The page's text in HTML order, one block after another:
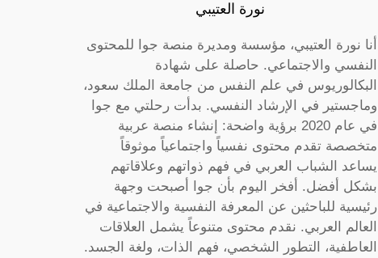
نورة العتيبي
أنا نورة العتيبي، مؤسسة ومديرة منصة جوا للمحتوى
النفسي والاجتماعي. حاصلة على شهادة
البكالوريوس في علم النفس من جامعة الملك سعود،
وماجستير في الإرشاد النفسي. بدأت رحلتي مع جوا
في عام 2020 برؤية واضحة: إنشاء منصة عربية
متخصصة تقدم محتوى نفسياً واجتماعياً موثوقاً
يساعد الشباب العربي في فهم ذواتهم وعلاقاتهم
بشكل أفضل. أفخر اليوم بأن جوا أصبحت وجهة
رئيسية للباحثين عن المعرفة النفسية والاجتماعية في
العالم العربي. نقدم محتوى متنوعاً يشمل العلاقات
العاطفية، التطور الشخصي، فهم الذات، ولغة الجسد.